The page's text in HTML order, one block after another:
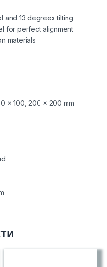
and 13 degrees tilting
for perfect alignment
materials
x 100, 200 x 200 mm